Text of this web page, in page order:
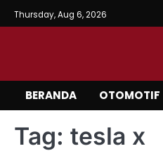
Skip
to
Thursday, Aug 6, 2026
BERANDA OTOMOTIF
Tag: tesla x